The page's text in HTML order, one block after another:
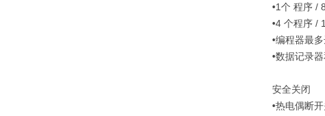
•1个 程序 /
•4 个程序 /
•编程器最
•数据记录
安全关闭
•热电偶断